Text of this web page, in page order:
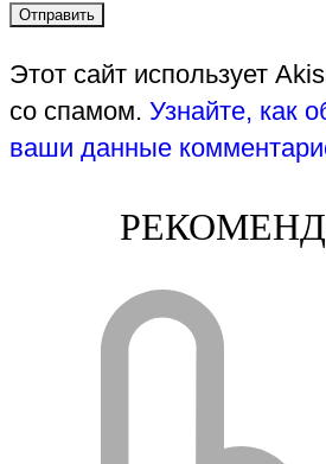
Этот сайт использует
со спамом. Узнайте, как
ваши данные